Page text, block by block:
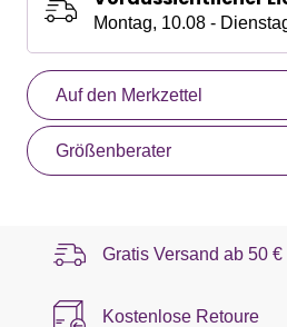
Montag, 10.08 -
Auf den Merkzettel
Größenberater
Gratis Versand ab 50 €
Kostenlose Retoure